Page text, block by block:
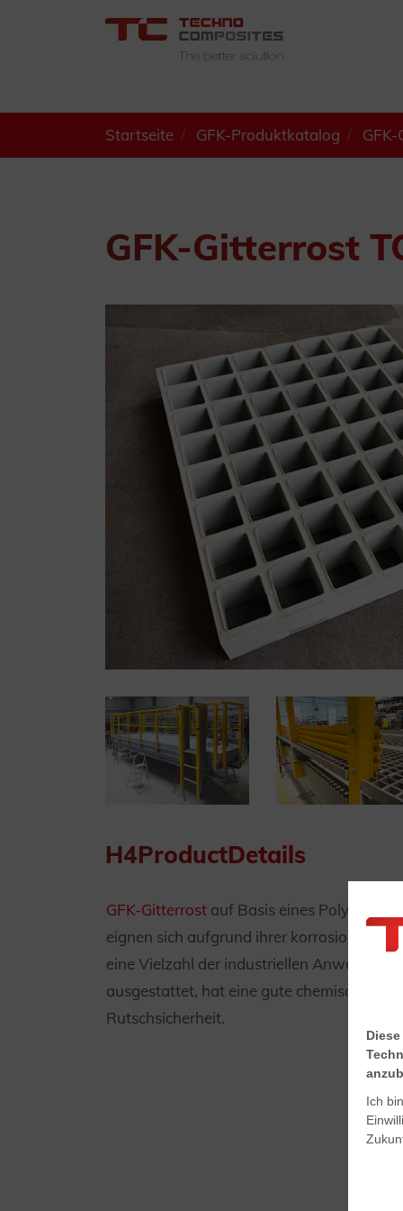
Startseite GFK-Produktkatalog
GFK-Gitterrost
H4ProductDetails
GFK-Gitterrost auf Basis eines
eignen sich aufgrund ihrer
eine Vielzahl der industriellen
ausgestattet, hat eine gute chemische
Rutschsicherheit.
Ich